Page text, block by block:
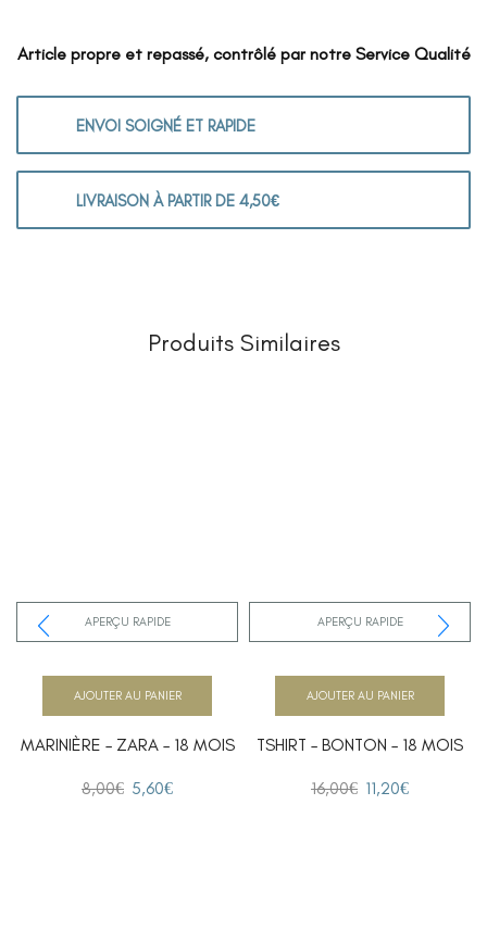
Article propre et repassé, contrôlé par notre Service Qualité
ENVOI SOIGNÉ ET RAPIDE
LIVRAISON À PARTIR DE 4,50€
Produits Similaires
APERÇU RAPIDE
MARINIÈRE – ZARA – 18 MOIS
8,00€ 5,60€
AJOUTER AU PANIER
APERÇU RAPIDE
TSHIRT – BONTON – 18 MOIS
16,00€ 11,20€
AJOUTER AU PANIER